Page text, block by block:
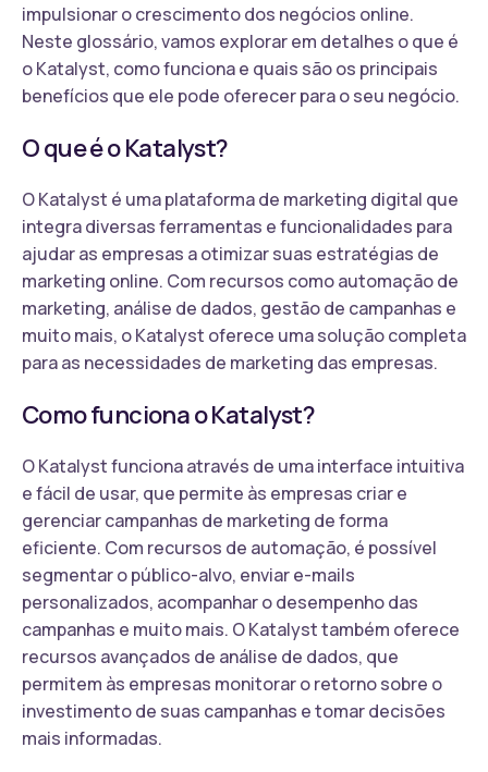
impulsionar o crescimento dos negócios online.
Neste glossário, vamos explorar em detalhes o que é
o Katalyst, como funciona e quais são os principais
benefícios que ele pode oferecer para o seu negócio.
O que é o Katalyst?
O Katalyst é uma plataforma de marketing digital que
integra diversas ferramentas e funcionalidades para
ajudar as empresas a otimizar suas estratégias de
marketing online. Com recursos como automação de
marketing, análise de dados, gestão de campanhas e
muito mais, o Katalyst oferece uma solução completa
para as necessidades de marketing das empresas.
Como funciona o Katalyst?
O Katalyst funciona através de uma interface intuitiva
e fácil de usar, que permite às empresas criar e
gerenciar campanhas de marketing de forma
eficiente. Com recursos de automação, é possível
segmentar o público-alvo, enviar e-mails
personalizados, acompanhar o desempenho das
campanhas e muito mais. O Katalyst também oferece
recursos avançados de análise de dados, que
permitem às empresas monitorar o retorno sobre o
investimento de suas campanhas e tomar decisões
mais informadas.